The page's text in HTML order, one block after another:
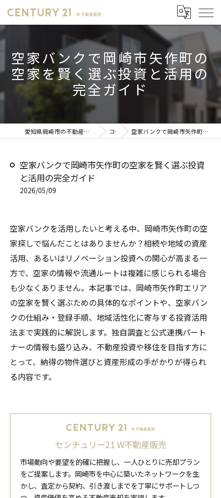
空家バンクで岡崎市矢作町の
空家を賢く選ぶ投資と活用の
完全ガイド
愛知県岡崎市の不動産売却ならセンチュリー21 W不動産販売 コラム 空家バンクで岡崎市矢作町の空家を賢く選ぶ投資と活用の完全ガイド
空家バンクで岡崎市矢作町の空家を賢く選ぶ投資
と活用の完全ガイド
2026/05/09
空家バンクを活用したいと考える中、岡崎市矢作町の空
家探しで悩んだことはありませんか？相続や地域の資産
活用、あるいはリノベーション投資への関心が高まる一
方で、空家の情報や流通ルートは複雑に感じられる場合
も少なくありません。本記事では、岡崎市矢作町エリア
の空家を賢く選ぶための具体的なポイントや、空家バン
クの仕組み・登録手順、地域活性化に寄与する投資活用
法まで実践的に解説します。独自調査と公式連携パート
ナーの情報も盛り込み、不動産投資や移住を目指す方に
とって、納得の物件選びと資産形成の手がかりが得られ
る内容です。
センチュリー21 W不動産販売
市場動向や要望を的確に把握し、一人ひとりに売却プラン
をご提案します。岡崎市を中心に築いたネットワークを生
かし、査定から契約、引き渡しまでを丁寧にサポートしつ